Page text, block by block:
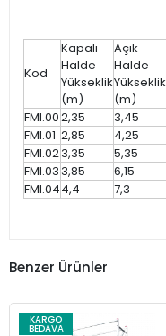
Kod
Kapalı
Halde
Yükseklik
(m)
Açık
Halde
Yükseklik
(m)
FMI.002,35 3,45
FMI.01 2,85 4,25
FMI.023,35 5,35
FMI.033,85 6,15
FMI.044,4 7,3
Benzer Ürünler
KARGO
BEDAVA